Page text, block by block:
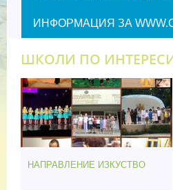
ИНФОРМАЦИЯ ЗА
ШКОЛИ ПО
НАПРАВЛЕНИЕ ИЗКУСТВО